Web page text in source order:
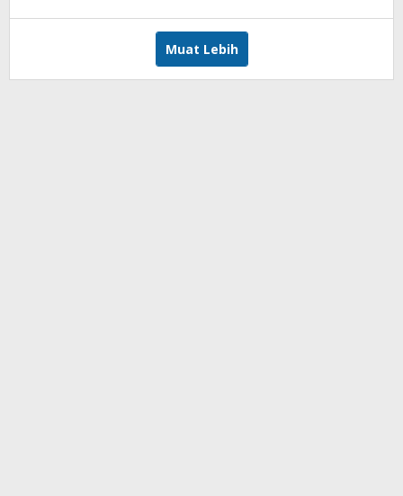
Muat Lebih